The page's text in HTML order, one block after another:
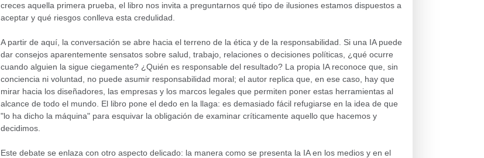
creces aquella primera prueba, el libro nos invita a preguntarnos qué tipo de ilusiones estamos dispuestos a
aceptar y qué riesgos conlleva esta credulidad.
A partir de aquí, la conversación se abre hacia el terreno de la ética y de la responsabilidad. Si una IA puede
dar consejos aparentemente sensatos sobre salud, trabajo, relaciones o decisiones políticas, ¿qué ocurre
cuando alguien la sigue ciegamente? ¿Quién es responsable del resultado? La propia IA reconoce que, sin
conciencia ni voluntad, no puede asumir responsabilidad moral; el autor replica que, en ese caso, hay que
mirar hacia los diseñadores, las empresas y los marcos legales que permiten poner estas herramientas al
alcance de todo el mundo. El libro pone el dedo en la llaga: es demasiado fácil refugiarse en la idea de que
"lo ha dicho la máquina" para esquivar la obligación de examinar críticamente aquello que hacemos y
decidimos.
Este debate se enlaza con otro aspecto delicado: la manera como se presenta la IA en los medios y en el